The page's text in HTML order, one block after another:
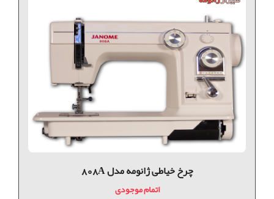
چرخ خیاطی ژانومه مدل 808A
اتمام موجودی